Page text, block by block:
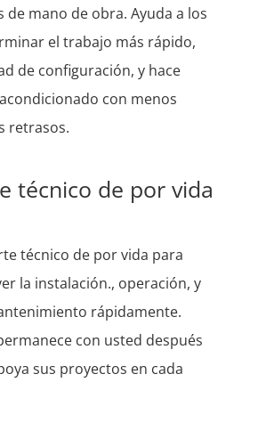
de mano de obra. Ayuda a los
el trabajo más rápido,
de configuración, y hace
con menos
retrasos.
técnico de por vida
técnico de por vida para
la instalación., operación, y
rápidamente.
con usted después
sus proyectos en cada